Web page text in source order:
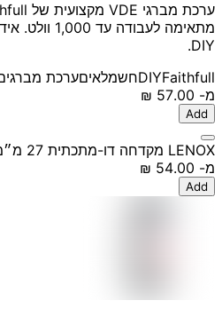
מתאימה
DIY.
DIYFaithfull חשמלאיםערכת
מ-
Add
LENOX מקדחה דו-מתכתית 27 מ״מ לעץ ומתכת
מ-
Add